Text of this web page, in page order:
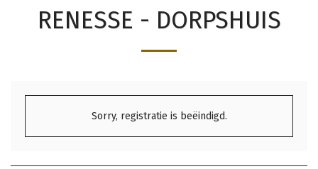
RENESSE - DORPSHUIS
Sorry, registratie is beëindigd.